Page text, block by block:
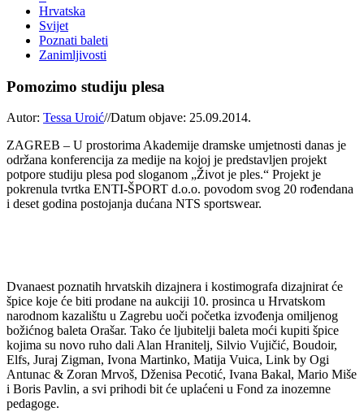
Hrvatska
Svijet
Poznati baleti
Zanimljivosti
Pomozimo studiju plesa
Autor: Tessa Uroić//Datum objave: 25.09.2014.
ZAGREB – U prostorima Akademije dramske umjetnosti danas je
održana konferencija za medije na kojoj je predstavljen projekt
potpore studiju plesa pod sloganom „Život je ples.“ Projekt je
pokrenula tvrtka ENTI-ŠPORT d.o.o. povodom svog 20 rođendana
i deset godina postojanja dućana NTS sportswear.
Dvanaest poznatih hrvatskih dizajnera i kostimografa dizajnirat će
špice koje će biti prodane na aukciji 10. prosinca u Hrvatskom
narodnom kazalištu u Zagrebu uoči početka izvođenja omiljenog
božićnog baleta Orašar. Tako će ljubitelji baleta moći kupiti špice
kojima su novo ruho dali Alan Hranitelj, Silvio Vujičić, Boudoir,
Elfs, Juraj Zigman, Ivona Martinko, Matija Vuica, Link by Ogi
Antunac & Zoran Mrvoš, Dženisa Pecotić, Ivana Bakal, Mario Miše
i Boris Pavlin, a svi prihodi bit će uplaćeni u Fond za inozemne
pedagoge.